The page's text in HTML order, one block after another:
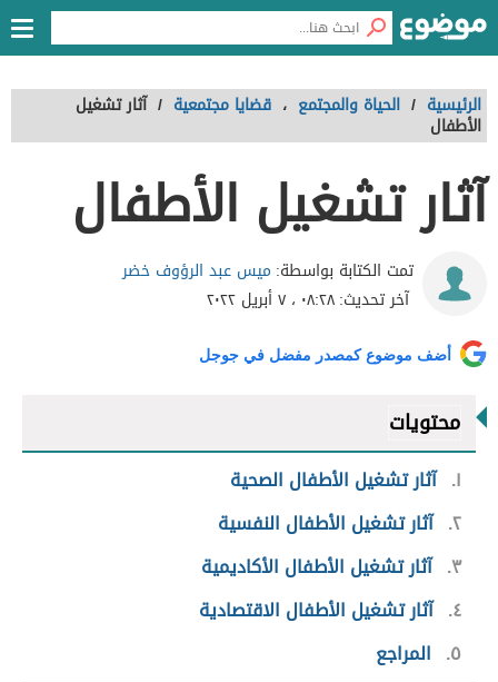
الرئيسية / الحياة والمجتمع ، قضايا مجتمعية / آثار تشغيل
الأطفال
آثار تشغيل الأطفال
تمت الكتابة بواسطة: ميس عبد الرؤوف خضر
آخر تحديث:٠٨:٢٨ ، ٧ أبريل ٢٠٢٢
أضف موضوع كمصدر مفضل في جوجل
محتويات
١ آثار تشغيل الأطفال الصحية
٢ آثار تشغيل الأطفال النفسية
٣ آثار تشغيل الأطفال الأكاديمية
٤ آثار تشغيل الأطفال الاقتصادية
٥
المراجع